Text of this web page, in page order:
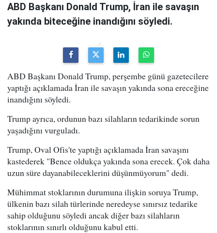
ABD Başkanı Donald Trump, İran ile savaşın
yakında biteceğine inandığını söyledi.
ABD Başkanı Donald Trump, perşembe günü gazetecilere
yaptığı açıklamada İran ile savaşın yakında sona ereceğine
inandığını söyledi.
Trump ayrıca, ordunun bazı silahların tedarikinde sorun
yaşadığını vurguladı.
Trump, Oval Ofis'te yaptığı açıklamada İran savaşını
kastederek "Bence oldukça yakında sona erecek. Çok daha
uzun süre dayanabileceklerini düşünmüyorum" dedi.
Mühimmat stoklarının durumuna ilişkin soruya Trump,
ülkenin bazı silah türlerinde neredeyse sınırsız tedarike
sahip olduğunu söyledi ancak diğer bazı silahların
stoklarının sınırlı olduğunu kabul etti.